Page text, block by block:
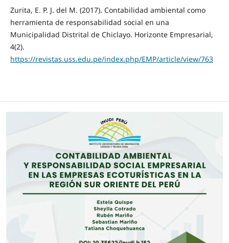
Zurita, E. P. J. del M. (2017). Contabilidad ambiental como
herramienta de responsabilidad social en una
Municipalidad Distrital de Chiclayo. Horizonte Empresarial,
4(2).
https://revistas.uss.edu.pe/index.php/EMP/article/view/763